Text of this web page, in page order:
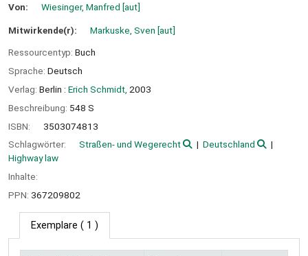
Von: Wiesinger, Manfred [aut]
Mitwirkende(r): Markuske, Sven [aut]
Ressourcentyp: Buch
Sprache: Deutsch
Verlag: Berlin : Erich Schmidt, 2003
Beschreibung: 548 S
ISBN:
3503074813
Schlagwörter:
Straßen- und Wegerecht
Deutschland
Highway law
Inhalte:
PPN: 367209802
Exemplare ( 1 )